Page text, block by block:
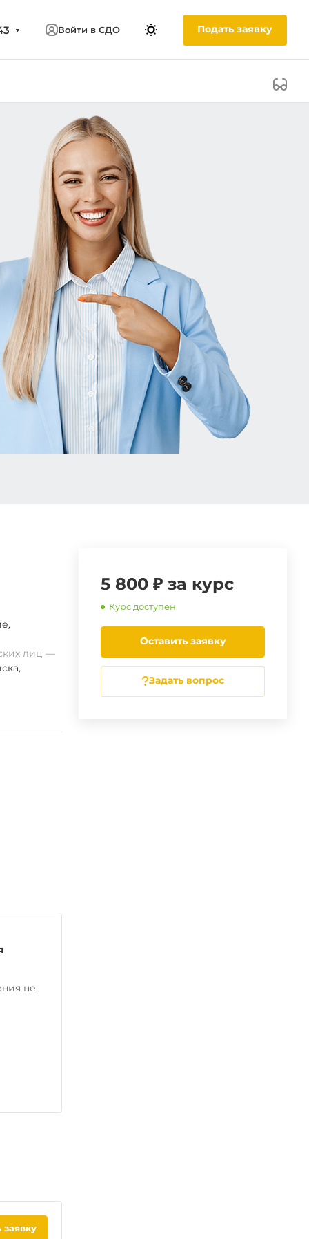
Войти в СДО Подать заявку
5 800 ₽ за курс
Курс доступен
Оставить заявку
Задать вопрос
,
лиц
,
не
заявку